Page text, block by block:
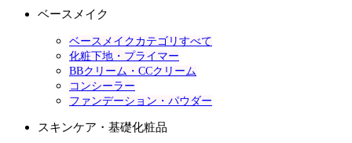
ベースメイク
ベースメイクカテゴリすべて
化粧下地・プライマー
BBクリーム・CCクリーム
コンシーラー
ファンデーション・パウダー
スキンケア・基礎化粧品